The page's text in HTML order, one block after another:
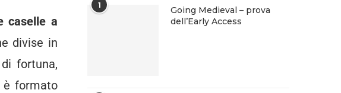
caselle a
divise in
fortuna,
è formato
1
Going Medieval – prova
dell’Early Access